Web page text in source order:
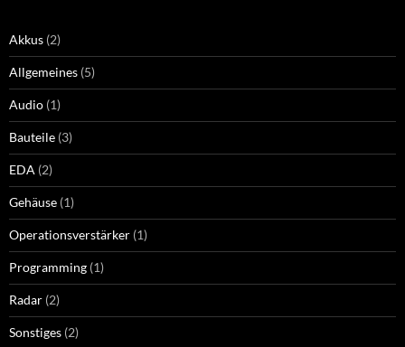
Akkus (2)
Allgemeines (5)
Audio (1)
Bauteile (3)
EDA (2)
Gehäuse (1)
Operationsverstärker (1)
Programming (1)
Radar (2)
Sonstiges (2)